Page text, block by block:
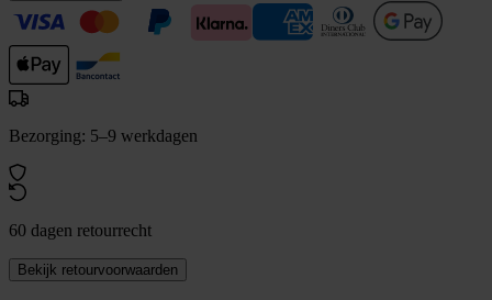
Bezorging: 5–9 werkdagen
60 dagen retourrecht
Bekijk retourvoorwaarden